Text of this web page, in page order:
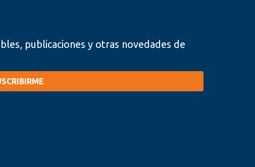
publicaciones y otras novedades de